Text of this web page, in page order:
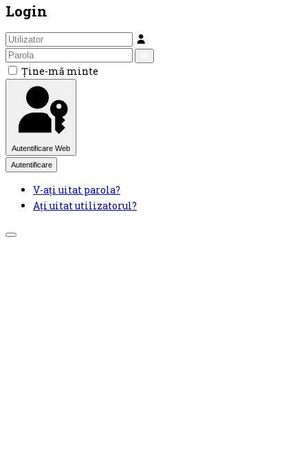
Login
Utilizator
Parola
Arată
Ţine-mă minte
Autentificare Web
Autentificare
V-ați uitat parola?
Ați uitat utilizatorul?